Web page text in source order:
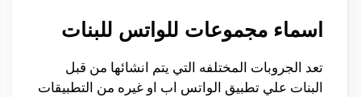
اسماء مجموعات للواتس للبنات
تعد الجروبات المختلفه التي يتم انشائها من قبل
البنات علي تطبيق الواتس اب او غيره من التطبيقات